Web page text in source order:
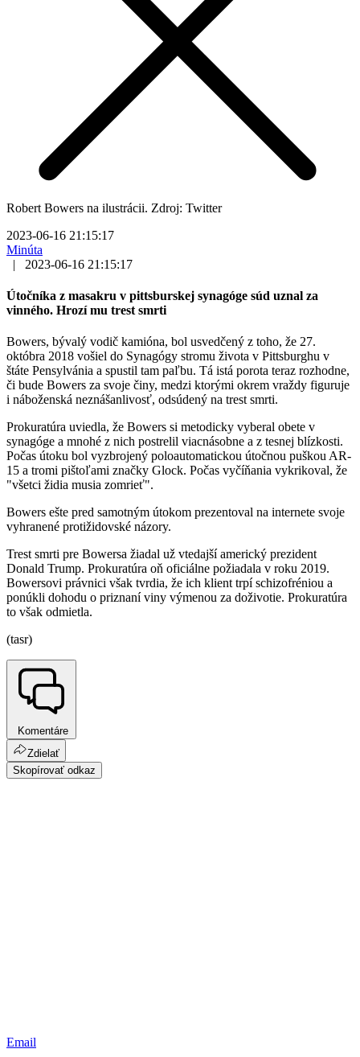
Robert Bowers na ilustrácii. Zdroj: Twitter
2023-06-16 21:15:17
Minúta
|
2023-06-16 21:15:17
Útočníka z masakru v pittsburskej synagóge súd uznal za
vinného. Hrozí mu trest smrti
Bowers, bývalý vodič kamióna, bol usvedčený z toho, že 27.
októbra 2018 vošiel do Synagógy stromu života v Pittsburghu v
štáte Pensylvánia a spustil tam paľbu. Tá istá porota teraz rozhodne,
či bude Bowers za svoje činy, medzi ktorými okrem vraždy figuruje
i náboženská neznášanlivosť, odsúdený na trest smrti.
Prokuratúra uviedla, že Bowers si metodicky vyberal obete v
synagóge a mnohé z nich postrelil viacnásobne a z tesnej blízkosti.
Počas útoku bol vyzbrojený poloautomatickou útočnou puškou AR-
15 a tromi pištoľami značky Glock. Počas vyčíňania vykrikoval, že
"všetci židia musia zomrieť".
Bowers ešte pred samotným útokom prezentoval na internete svoje
vyhranené protižidovské názory.
Trest smrti pre Bowersa žiadal už vtedajší americký prezident
Donald Trump. Prokuratúra oň oficiálne požiadala v roku 2019.
Bowersovi právnici však tvrdia, že ich klient trpí schizofréniou a
ponúkli dohodu o priznaní viny výmenou za doživotie. Prokuratúra
to však odmietla.
(tasr)
Komentáre
Zdielať
Skopírovať odkaz
Email